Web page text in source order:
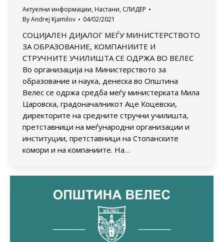
Актуелни информации, Настани, СЛИДЕР
ByAndrej Kjamilov 04/02/2021
СОЦИЈАЛЕН ДИЈАЛОГ МЕЃУ МИНИСТЕРСТВОТО
ЗА ОБРАЗОВАНИЕ, КОМПАНИИТЕ И
СТРУЧНИТЕ УЧИЛИШТА СЕ ОДРЖА ВО ВЕЛЕС
Во организација на Министерството за
образование и наука, денеска во Општина
Велес се одржа средба меѓу министерката Мила
Царовска, градоначалникот Аце Коцевски,
директорите на средните стручни училишта,
претставници на меѓународни организации и
институции, претставници на Стопанските
комори и на компаниите. На…